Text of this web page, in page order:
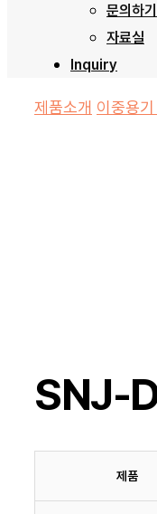
문의하기
자료실
Inquiry
제품소개 이중용기
SNJ-
제품